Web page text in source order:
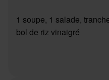
1 soupe, 1 salade,
bol de riz vinaigré